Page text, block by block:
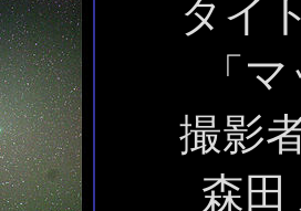
タイ
「
撮影
森田